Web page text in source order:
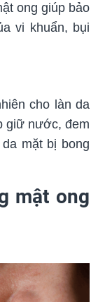
ong giúp bảo
vi khuẩn, bụi
cho làn da
giữ nước, đem
mặt bị bong
mật ong